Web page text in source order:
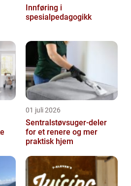
Innføring i
spesialpedagogikk
01 juli 2026
Sentralstøvsuger-deler
for et renere og mer
praktisk hjem